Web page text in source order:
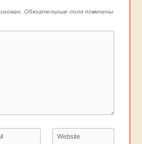
Обязательные поля помечены